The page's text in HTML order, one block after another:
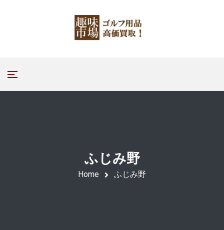
ふじみ野
Home ふじみ野